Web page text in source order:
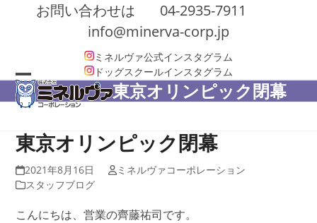
お問い合わせは
04-2935-7911
info@minerva-corp.jp
ミネルヴァ公式インスタグラム
ドッグスクールインスタグラム
Open
mobile
menu
Close
mobile
menu
東京オリンピック閉幕
東京オリンピック閉幕
2021年8月16日
ミネルヴァコーポレーション
スタッフブログ
こんにちは、営業の齊藤祐司です。